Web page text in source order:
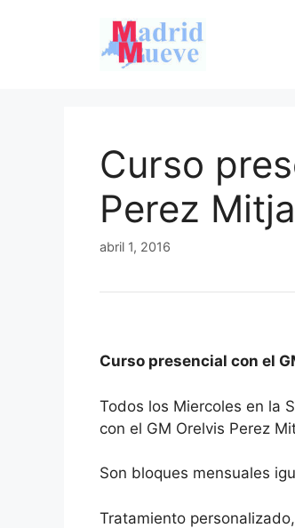
Curso
Perez
abril 1, 2016
Curso presencial con el
Todos los Miercoles en la
con el GM Orelvis Perez
Son bloques mensuales
Tratamiento